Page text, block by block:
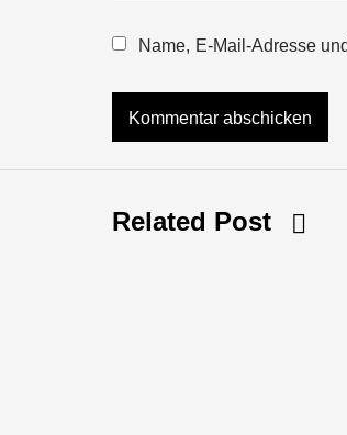
Name, E-Mail-Adresse
Related Post
Crqlar: Wie
Mazing: